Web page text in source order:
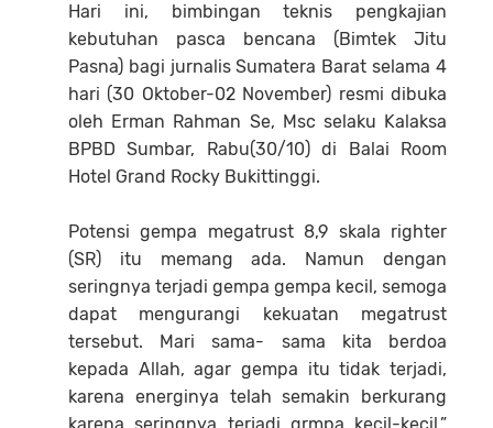
Hari ini, bimbingan teknis pengkajian
kebutuhan pasca bencana (Bimtek Jitu
Pasna) bagi jurnalis Sumatera Barat selama 4
hari (30 Oktober-02 November) resmi dibuka
oleh Erman Rahman Se, Msc selaku Kalaksa
BPBD Sumbar, Rabu(30/10) di Balai Room
Hotel Grand Rocky Bukittinggi.
Potensi gempa megatrust 8,9 skala righter
(SR) itu memang ada. Namun dengan
seringnya terjadi gempa gempa kecil, semoga
dapat mengurangi kekuatan megatrust
tersebut. Mari sama- sama kita berdoa
kepada Allah, agar gempa itu tidak terjadi,
karena energinya telah semakin berkurang